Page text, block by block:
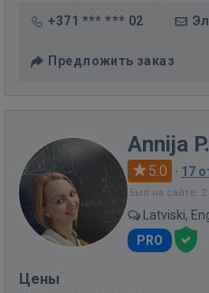
+371 *** *** 02
Предложить заказ
Annija P.
5.0 · 17
Был на сайте:
Latviski,
PRO
Цены